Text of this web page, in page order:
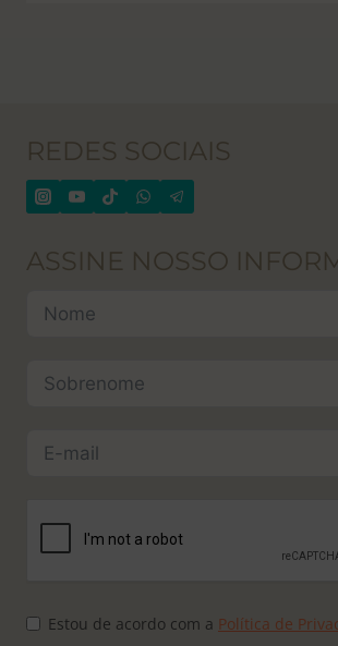
REDES SOCIAIS
ASSINE NOSSO
Estou de acordo com a Política de